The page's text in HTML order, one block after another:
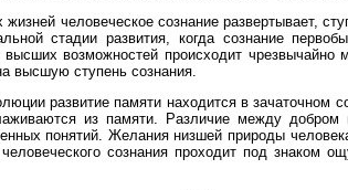
человеческое сознание развертывает,
стадии развития, когда сознание
возможностей происходит
высшую ступень сознания.
развитие памяти находится в
из памяти. Различие между
понятий. Желания низшей природы
сознания проходит под знаком